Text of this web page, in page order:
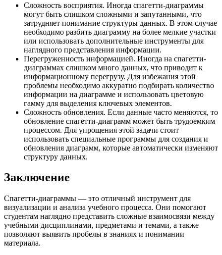
Сложность восприятия. Иногда спагетти-диаграммы
могут быть слишком сложными и запутанными, что
затрудняет понимание структуры данных. В этом случае
необходимо разбить диаграмму на более мелкие участки
или использовать дополнительные инструменты для
наглядного представления информации.
Перегруженность информацией. Иногда на спагетти-
диаграммах слишком много данных, что приводит к
информационному перегрузу. Для избежания этой
проблемы необходимо аккуратно подбирать количество
информации на диаграмме и использовать цветовую
гамму для выделения ключевых элементов.
Сложность обновления. Если данные часто меняются, то
обновление спагетти-диаграмм может быть трудоемким
процессом. Для упрощения этой задачи стоит
использовать специальные программы для создания и
обновления диаграмм, которые автоматически изменяют
структуру данных.
Заключение
Спагетти-диаграммы — это отличный инструмент для
визуализации и анализа учебного процесса. Они помогают
студентам наглядно представить сложные взаимосвязи между
учебными дисциплинами, предметами и темами, а также
позволяют выявить пробелы в знаниях и понимании
материала.